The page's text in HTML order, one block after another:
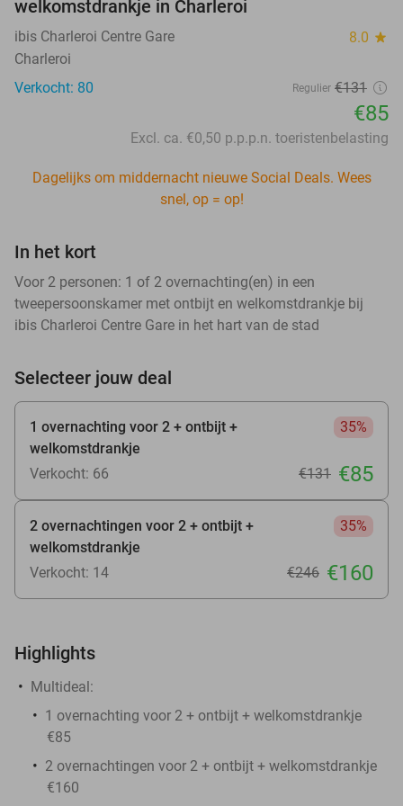
welkomstdrankje in Charleroi
ibis Charleroi Centre Gare 8.0 star
Charleroi
Verkocht: 80
Regulier €131
€85
Excl. ca. €0,50 p.p.p.n. toeristenbelasting
Dagelijks om middernacht nieuwe Social Deals. Wees
snel, op = op!
In het kort
Voor 2 personen: 1 of 2 overnachting(en) in een
tweepersoonskamer met ontbijt en welkomstdrankje bij
ibis Charleroi Centre Gare in het hart van de stad
Selecteer jouw deal
1 overnachting voor 2 + ontbijt +
welkomstdrankje
35%
Verkocht: 66 €131 €85
2 overnachtingen voor 2 + ontbijt +
welkomstdrankje
35%
Verkocht: 14 €246 €160
Highlights
Multideal:
1 overnachting voor 2 + ontbijt + welkomstdrankje
€85
2 overnachtingen voor 2 + ontbijt + welkomstdrankje
€160